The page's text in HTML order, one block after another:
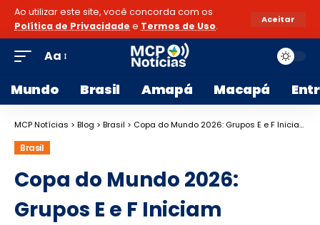
Ao utilizar este site, você concorda com os
Política de Privacidade e Termos de Uso.
Aceitar
Aa
Mundo Brasil Amapá Macapá
MCP Notícias > Blog > Brasil > Copa do Mundo 2026: Grupos E e F Iniciam Jornada em Palcos Norte-Americanos e Mexicanos
Brasil
Copa do Mundo 2026:
Grupos E e F Iniciam